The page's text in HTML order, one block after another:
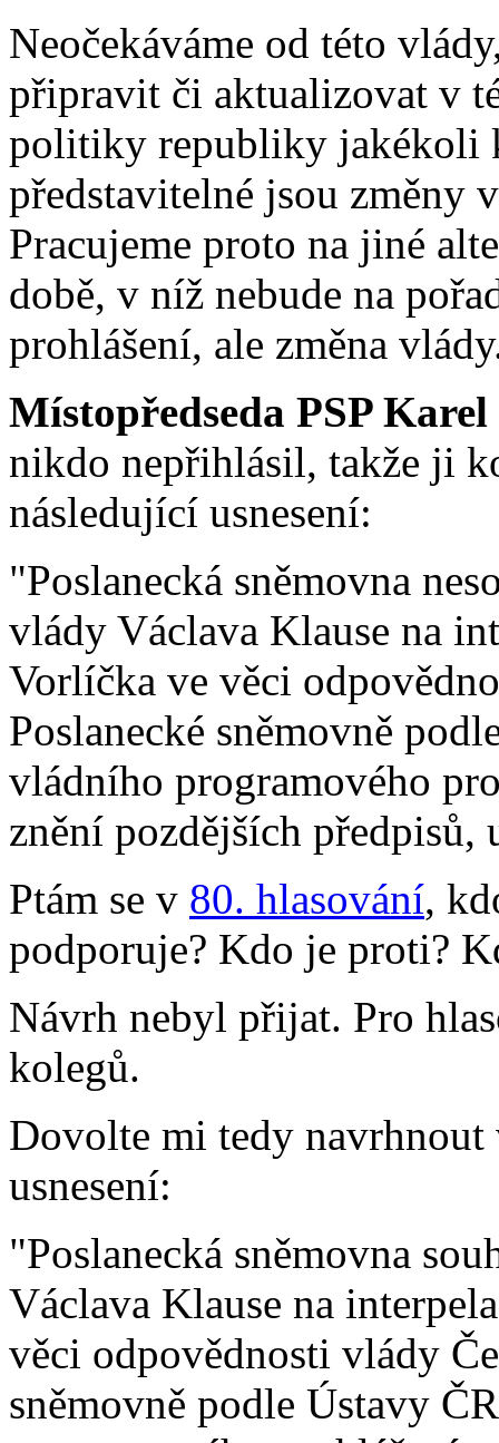
Neočekáváme od této
připravit či aktualizovat v
politiky republiky jakékoli
představitelné jsou změny
Pracujeme proto na jiné
době, v níž nebude na
prohlášení, ale změna
Místopředseda PSP
nikdo nepřihlásil, takže ji
následující usnesení:
"Poslanecká sněmovna
vlády Václava Klause na
Vorlíčka ve věci
Poslanecké sněmovně
vládního programového
znění pozdějších
Ptám se v 80. hlasování,
podporuje? Kdo je proti?
Návrh nebyl přijat. Pro
kolegů.
Dovolte mi tedy
usnesení:
"Poslanecká sněmovna
Václava Klause na
věci odpovědnosti vlády
sněmovně podle Ústavy